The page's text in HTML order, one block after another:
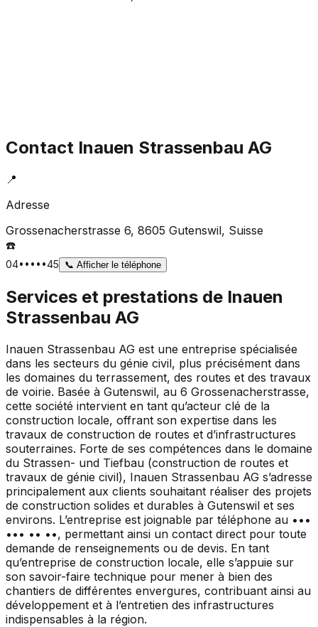
Contact Inauen Strassenbau AG
📍
Adresse
Grossenacherstrasse 6, 8605 Gutenswil, Suisse
☎️
04•••••45 📞 Afficher le téléphone
Services et prestations de Inauen
Strassenbau AG
Inauen Strassenbau AG est une entreprise spécialisée
dans les secteurs du génie civil, plus précisément dans
les domaines du terrassement, des routes et des travaux
de voirie. Basée à Gutenswil, au 6 Grossenacherstrasse,
cette société intervient en tant qu’acteur clé de la
construction locale, offrant son expertise dans les
travaux de construction de routes et d’infrastructures
souterraines. Forte de ses compétences dans le domaine
du Strassen- und Tiefbau (construction de routes et
travaux de génie civil), Inauen Strassenbau AG s’adresse
principalement aux clients souhaitant réaliser des projets
de construction solides et durables à Gutenswil et ses
environs. L’entreprise est joignable par téléphone au •••
••• •• ••, permettant ainsi un contact direct pour toute
demande de renseignements ou de devis. En tant
qu’entreprise de construction locale, elle s’appuie sur
son savoir-faire technique pour mener à bien des
chantiers de différentes envergures, contribuant ainsi au
développement et à l’entretien des infrastructures
indispensables à la région.